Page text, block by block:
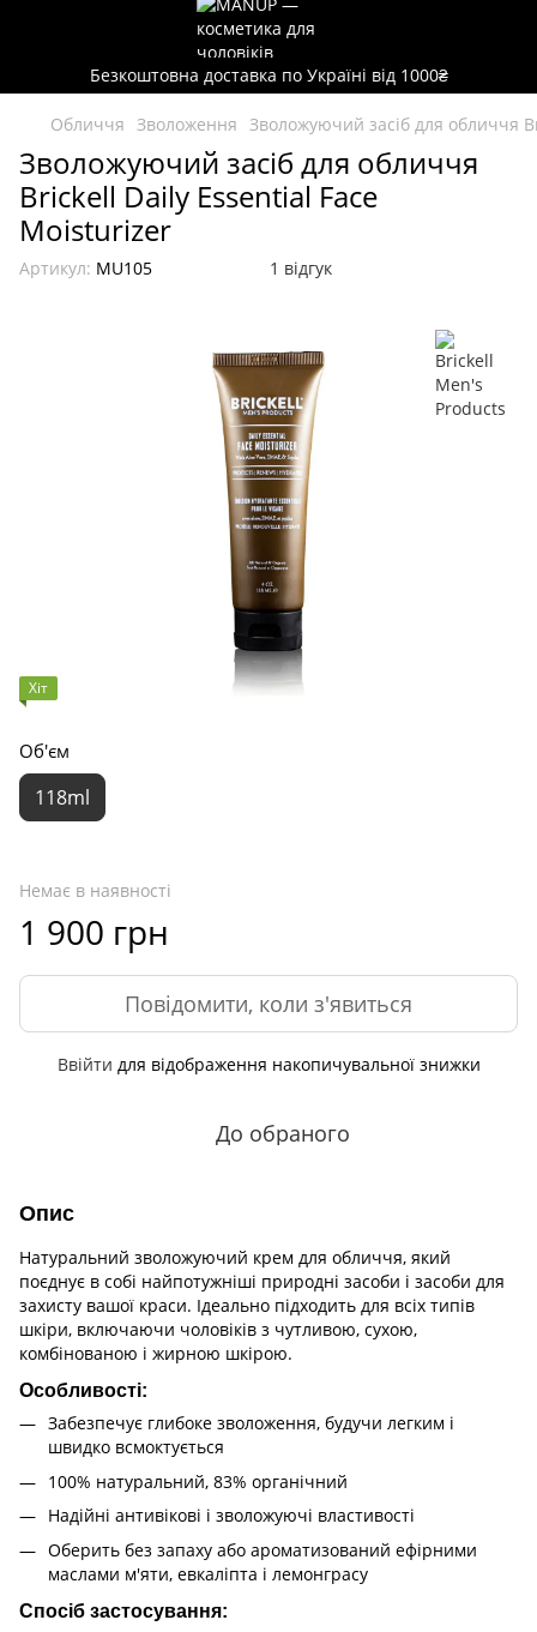
Безкоштовна доставка по Україні від 1000₴
Обличчя Зволоження Зволожуючий засіб для обличчя
Зволожуючий засіб для обличчя
Brickell Daily Essential Face
Moisturizer
Артикул: MU105 1 відгук
Хіт
Об'єм
118ml
Немає в наявності
1 900 грн
Повідомити, коли з'явиться
Ввійти для відображення накопичувальної знижки
До обраного
Опис
Натуральний зволожуючий крем для обличчя, який
поєднує в собі найпотужніші природні засоби і засоби для
захисту вашої краси. Ідеально підходить для всіх типів
шкіри, включаючи чоловіків з чутливою, сухою,
комбінованою і жирною шкірою.
Особливості:
Забезпечує глибоке зволоження, будучи легким і
швидко всмоктується
100% натуральний, 83% органічний
Надійні антивікові і зволожуючі властивості
Оберить без запаху або ароматизований ефірними
маслами м'яти, евкаліпта і лемонграсу
Спосіб застосування: